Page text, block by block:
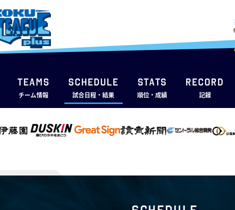
TEAMS
チーム情報
SCHEDULE
試合日程・結果
STATS
順位・成績
RECORD
記録